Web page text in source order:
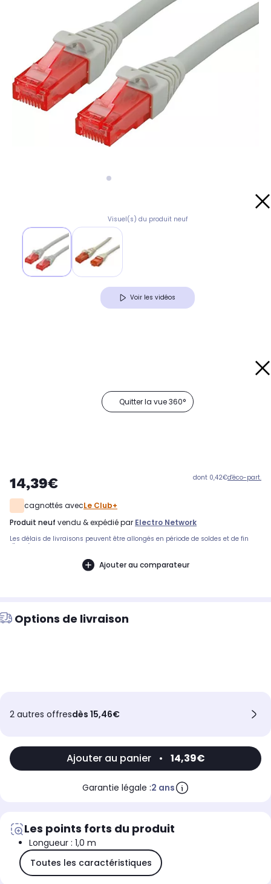
Visuel(s) du produit neuf
Voir les vidéos
Quitter la vue 360°
14,39€ dont 0,42€d'éco-part.
cagnottés avecLe Club+
produit neuf vendu & expédié par Electro Network
Les délais de livraisons peuvent être allongés en période de soldes et de fin
d'année.
Ajouter au comparateur
Options de livraison
2 autres offresdès 15,46€
Ajouter au panier • 14,39€
Garantie légale :2 ans
Les points forts du produit
Longueur : 1,0 m
Toutes les caractéristiques